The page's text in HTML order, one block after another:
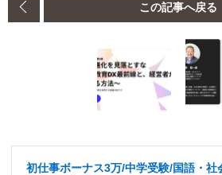
この記事へ戻る
初仕事ボーナス3万/中学受験/国語・社